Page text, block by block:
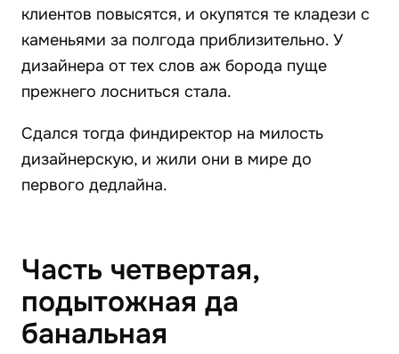
клиентов повысятся, и окупятся те кладези с
каменьями за полгода приблизительно. У
дизайнера от тех слов аж борода пуще
прежнего лосниться стала.
Сдался тогда финдиректор на милость
дизайнерскую, и жили они в мире до
первого дедлайна.
Часть четвертая,
подытожная да
банальная